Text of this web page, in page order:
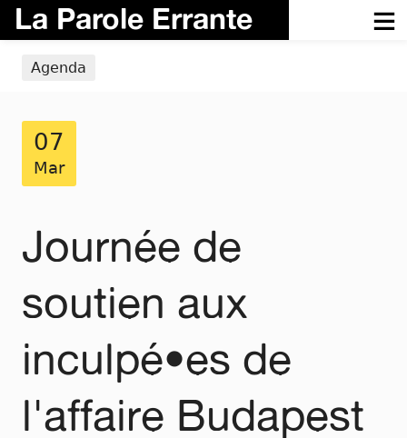
La Parole Errante
Agenda
07
Mar
Journée de
soutien aux
inculpé•es de
l'affaire Budapest